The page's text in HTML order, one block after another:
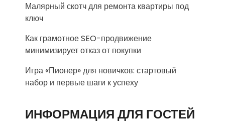
Малярный скотч для ремонта квартиры под
ключ
Как грамотное SEO-продвижение
минимизирует отказ от покупки
Игра «Пионер» для новичков: стартовый
набор и первые шаги к успеху
ИНФОРМАЦИЯ ДЛЯ ГОСТЕЙ